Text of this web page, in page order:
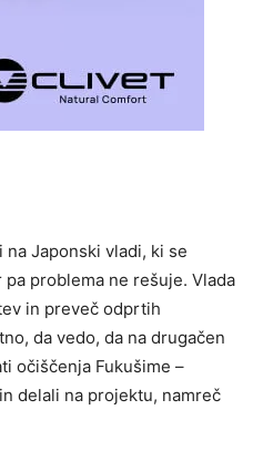
Japonski vladi, ki se
pa problema ne rešuje. Vlada
in preveč odprtih
da vedo, da na drugačen
očiščenja Fukušime –
delali na projektu, namreč